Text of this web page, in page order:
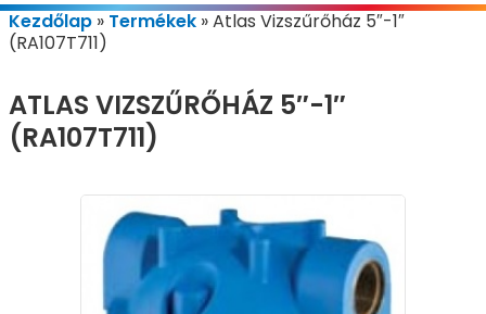
Kezdőlap » Termékek »Atlas Vizszűrőház 5″-1″
(RA107T711)
ATLAS VIZSZŰRŐHÁZ 5″-1″
(RA107T711)